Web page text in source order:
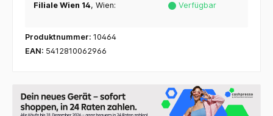
Filiale Wien 14, Wien: Verfügbar
Produktnummer: 10464
EAN: 5412810062966